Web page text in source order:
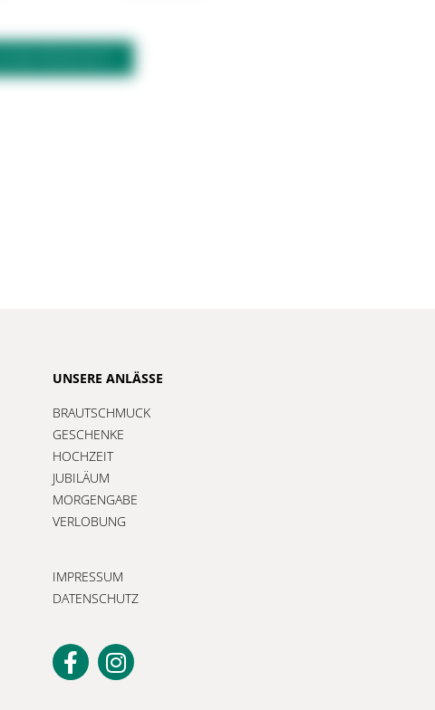
UNSERE ANLÄSSE
BRAUTSCHMUCK
GESCHENKE
HOCHZEIT
JUBILÄUM
MORGENGABE
VERLOBUNG
IMPRESSUM
DATENSCHUTZ